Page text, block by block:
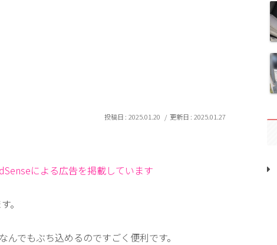
2025.01.20 2025.01.27
による広告を掲載しています
。
でもぶち込めるのですごく便利です。